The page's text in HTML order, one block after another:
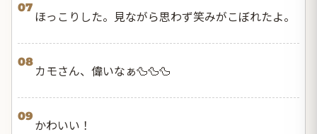
07
ほっこりした。見ながら思わず笑みがこぼれたよ。
08
カモさん、偉いなぁ🦆🦆🦆
09
かわいい！